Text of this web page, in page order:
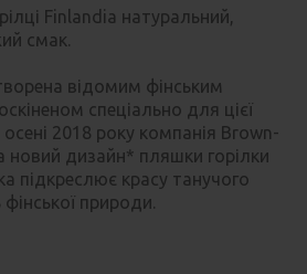
Finlandia натуральний,
смак.
відомим фінським
спеціально для цієї
осені 2018 року компанія Brown-
новий дизайн* пляшки горілки
підкреслює красу танучого
фінської природи.